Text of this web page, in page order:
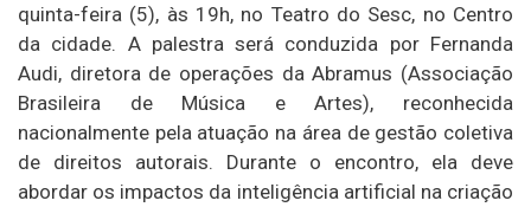
quinta-feira (5), às 19h, no Teatro do Sesc, no Centro
da cidade. A palestra será conduzida por Fernanda
Audi, diretora de operações da Abramus (Associação
Brasileira de Música e Artes), reconhecida
nacionalmente pela atuação na área de gestão coletiva
de direitos autorais. Durante o encontro, ela deve
abordar os impactos da inteligência artificial na criação